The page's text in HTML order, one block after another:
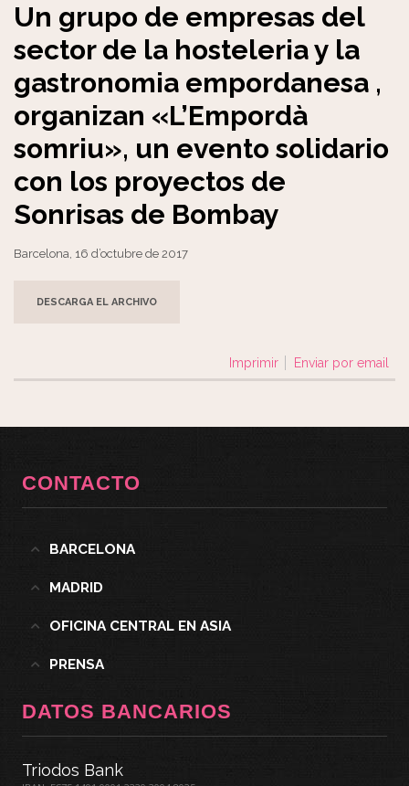
Un grupo de empresas del
sector de la hosteleria y la
gastronomia empordanesa ,
organizan «L’Empordà
somriu», un evento solidario
con los proyectos de
Sonrisas de Bombay
Barcelona, 16 d’octubre de 2017
DESCARGA EL ARCHIVO
Imprimir Enviar por email
CONTACTO
BARCELONA
MADRID
OFICINA CENTRAL EN ASIA
PRENSA
DATOS BANCARIOS
Triodos Bank